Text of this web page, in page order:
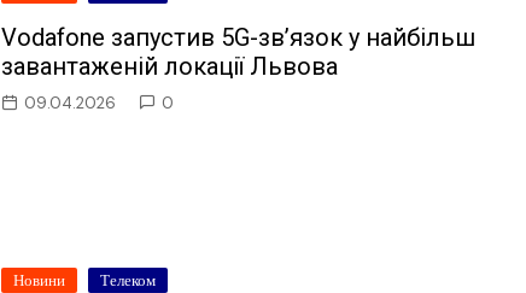
Vodafone запустив 5G-зв’язок у найбільш
завантаженій локації Львова
09.04.2026 0
Новини Телеком